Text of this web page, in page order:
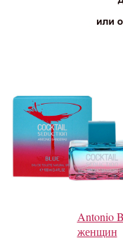
Antonio
женщин